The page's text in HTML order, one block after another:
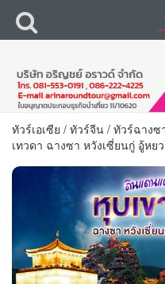
ทัวร์เอเซีย / ทัวร์จีน / ทัวร์ฉางซ
เทวดา ฉางซา หวังเซี่ยนกู่ อู้ห